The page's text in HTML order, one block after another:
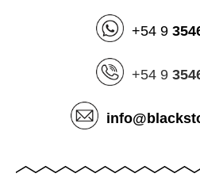
+54 9
+54 9